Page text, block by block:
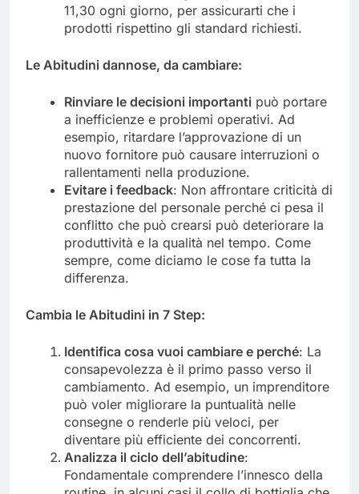
11,30 ogni giorno, per assicurarti che i
prodotti rispettino gli standard richiesti.
Le Abitudini dannose, da cambiare:
Rinviare le decisioni importanti può portare
a inefficienze e problemi operativi. Ad
esempio, ritardare l’approvazione di un
nuovo fornitore può causare interruzioni o
rallentamenti nella produzione.
Evitare i feedback: Non affrontare criticità di
prestazione del personale perché ci pesa il
conflitto che può crearsi può deteriorare la
produttività e la qualità nel tempo. Come
sempre, come diciamo le cose fa tutta la
differenza.
Cambia le Abitudini in 7 Step:
Identifica cosa vuoi cambiare e perché: La
consapevolezza è il primo passo verso il
cambiamento. Ad esempio, un imprenditore
può voler migliorare la puntualità nelle
consegne o renderle più veloci, per
diventare più efficiente dei concorrenti.
Analizza il ciclo dell’abitudine:
Fondamentale comprendere l’innesco della